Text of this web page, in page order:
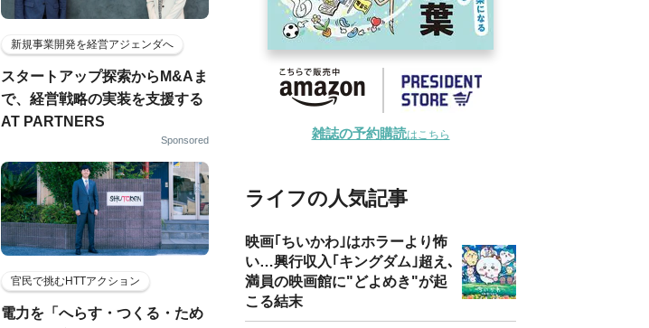
新規事業開発を経営アジェンダへ
スタートアップ探索からM&Aま
で、経営戦略の実装を支援する
AT PARTNERS
Sponsored
官民で挑むHTTアクション
電力を「へらす・つくる・ため
雑誌の予約購読はこちら
ライフの人気記事
映画｢ちいかわ｣はホラーより怖
い…興行収入｢キングダム｣超え､
満員の映画館に"どよめき"が起
こる結末